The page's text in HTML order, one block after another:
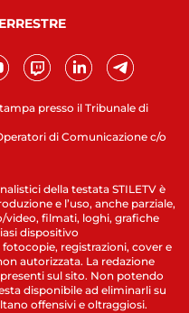
presso il Tribunale di
di Comunicazione c/o
della testata STILETV è
e l’uso, anche parziale,
filmati, loghi, grafiche
dispositivo
registrazioni, cover e
autorizzata. La redazione
sul sito. Non potendo
disponibile ad eliminarli su
offensivi e oltraggiosi.